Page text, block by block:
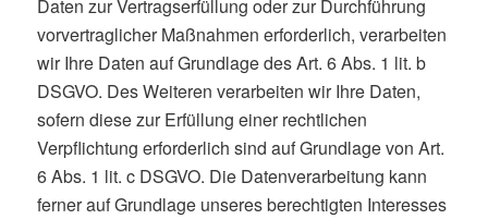
Daten zur Vertragserfüllung oder zur Durchführung
vorvertraglicher Maßnahmen erforderlich, verarbeiten
wir Ihre Daten auf Grundlage des Art. 6 Abs. 1 lit. b
DSGVO. Des Weiteren verarbeiten wir Ihre Daten,
sofern diese zur Erfüllung einer rechtlichen
Verpflichtung erforderlich sind auf Grundlage von Art.
6 Abs. 1 lit. c DSGVO. Die Datenverarbeitung kann
ferner auf Grundlage unseres berechtigten Interesses